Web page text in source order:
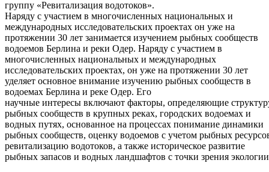
группу «Ревитализация водотоков».
Наряду с участием в многочисленных национальных и
международных исследовательских проектах он уже на
протяжении 30 лет занимается изучением рыбных сообществ
водоемов Берлина и реки Одер. Наряду с участием в
многочисленных национальных и международных
исследовательских проектах, он уже на протяжении 30 лет
уделяет основное внимание изучению рыбных сообществ в
водоемах Берлина и реке Одер. Его
научные интересы включают факторы, определяющие
рыбных сообществ в крупных реках, городских водоемах и
водных путях, основанное на процессах понимание динамики
рыбных сообществ, оценку водоемов с учетом рыбных
ревитализацию водотоков, а также историческое развитие
рыбных запасов и водных ландшафтов с точки зрения